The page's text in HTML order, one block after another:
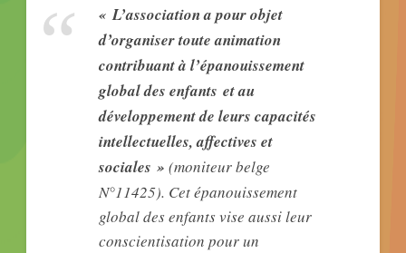
« L’association a pour objet
d’organiser toute animation
contribuant à l’épanouissement
global des enfants et au
développement de leurs capacités
intellectuelles, affectives et
sociales » (moniteur belge
N°11425). Cet épanouissement
global des enfants vise aussi leur
conscientisation pour un